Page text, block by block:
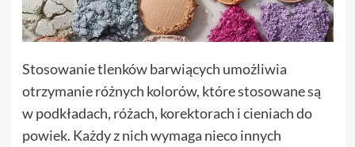
Stosowanie tlenków barwiących umożliwia
otrzymanie różnych kolorów, które stosowane są
w podkładach, różach, korektorach i cieniach do
powiek. Każdy z nich wymaga nieco innych